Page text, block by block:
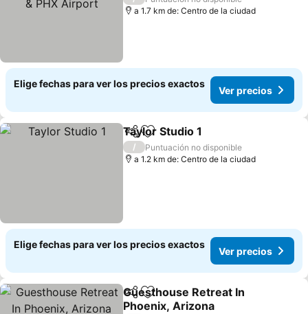
a 1.7 km de: Centro de la ciudad
Elige fechas para ver los precios exactos
Ver precios
Compartir
Agregar a favoritos
Taylor Studio 1
/
Puntuación no disponible
a 1.2 km de: Centro de la ciudad
Elige fechas para ver los precios exactos
Ver precios
CompartirAgregar a favoritos
Guesthouse Retreat In
Phoenix, Arizona